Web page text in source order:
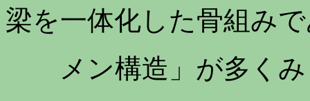
梁を一体化した骨組み
メン構造」が多くみ